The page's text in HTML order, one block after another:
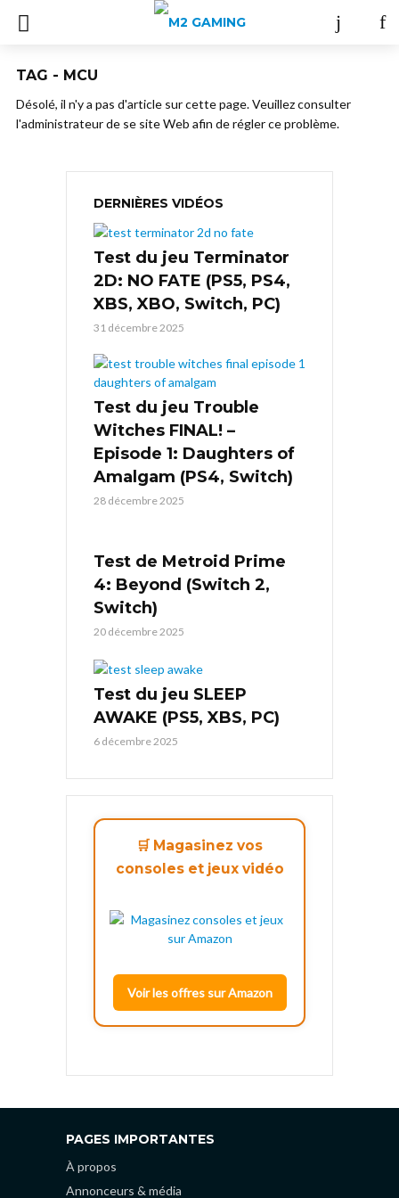
TAG - MCU
Désolé, il n'y a pas d'article sur cette page. Veuillez consulter
l'administrateur de se site Web afin de régler ce problème.
DERNIÈRES VIDÉOS
Test du jeu Terminator
2D: NO FATE (PS5, PS4,
XBS, XBO, Switch, PC)
31 décembre 2025
Test du jeu Trouble
Witches FINAL! –
Episode 1: Daughters of
Amalgam (PS4, Switch)
28 décembre 2025
Test de Metroid Prime
4: Beyond (Switch 2,
Switch)
20 décembre 2025
Test du jeu SLEEP
AWAKE (PS5, XBS, PC)
6 décembre 2025
🛒 Magasinez vos
consoles et jeux vidéo
Voir les offres sur Amazon
PAGES IMPORTANTES
À propos
Annonceurs & média